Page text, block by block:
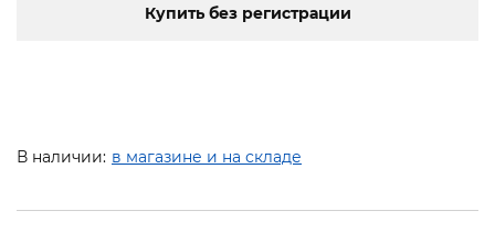
Купить без регистрации
В наличии: в магазине и на складе